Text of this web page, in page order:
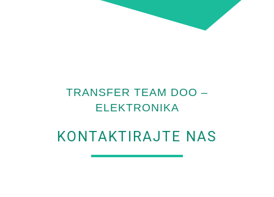
TRANSFER TEAM DOO –
ELEKTRONIKA
KONTAKTIRAJTE NAS